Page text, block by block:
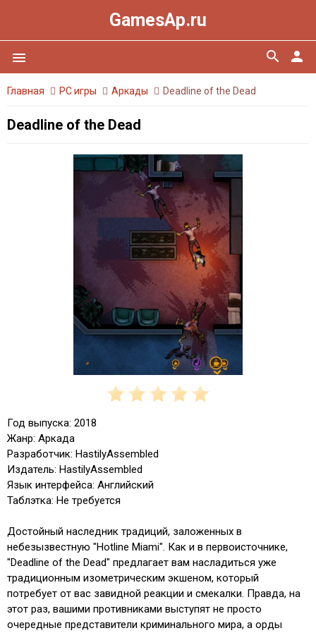
GamesAp.ru
menu person
search
Главная PC игры Аркады Deadline of the Dead
Deadline of the Dead
Год выпуска: 2018
Жанр: Аркада
Разработчик: HastilyAssembled
Издатель: HastilyAssembled
Язык интерфейса: Английский
Таблэтка: Не требуется
Достойный наследник традиций, заложенных в
небезызвестную "Hotline Miami". Как и в первоисточнике,
"Deadline of the Dead" предлагает вам насладиться уже
традиционным изометрическим экшеном, который
потребует от вас завидной реакции и смекалки. Правда, на
этот раз, вашими противниками выступят не просто
очередные представители криминального мира, а орды